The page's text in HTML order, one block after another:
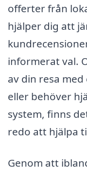
offerter från
hjälper dig att
informerat val.
av din resa
eller behöver
system, finns
redo att hjälpa
Genom att